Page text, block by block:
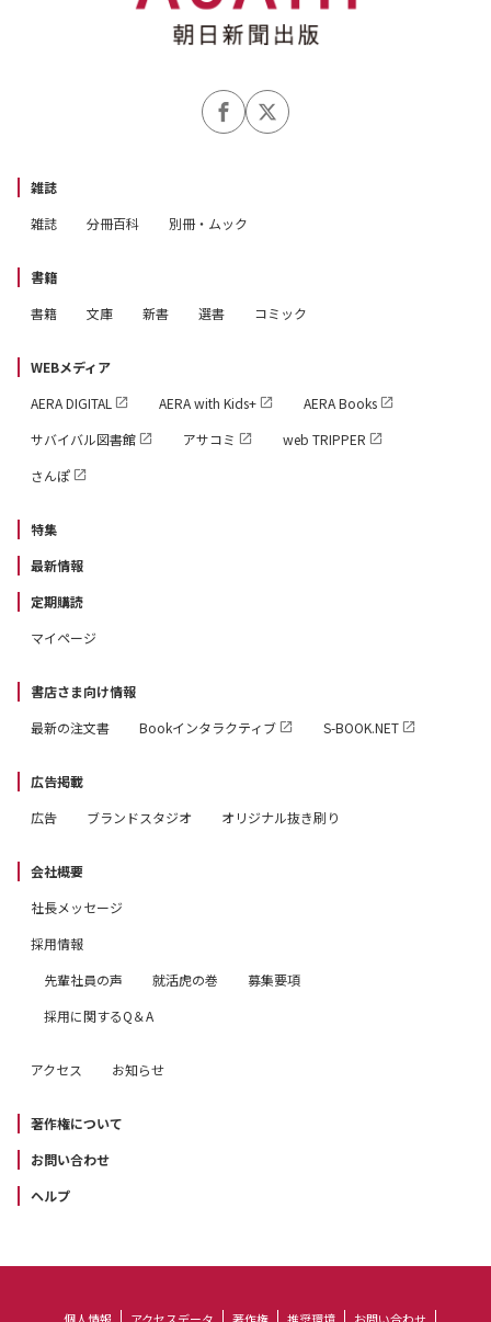
雑誌
雑誌
分冊百科 別冊・ムック
書籍
書籍
文庫 新書 選書 コミック
WEBメディア
AERA DIGITAL
AERA with Kids+
AERA Books
サバイバル図書館
アサコミ
web TRIPPER
さんぽ
特集
最新情報
定期購読
マイページ
書店さま向け情報
最新の注文書
Bookインタラクティブ S-BOOK.NET
広告掲載
広告
ブランドスタジオ オリジナル抜き刷り
会社概要
社長メッセージ
採用情報
先輩社員の声
就活虎の巻
募集要項
採用に関するQ＆A
アクセス お知らせ
著作権について
お問い合わせ
ヘルプ
個人情報 アクセスデータ 著作権 推奨環境 お問い合わせ